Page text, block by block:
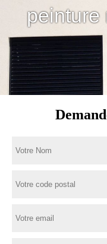
peinture